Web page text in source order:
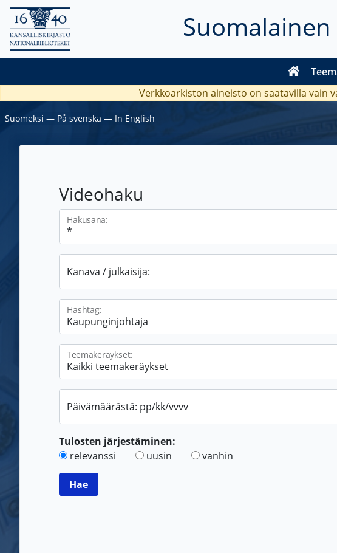
Verkkoarkiston aineisto on saatavilla vain
Suomeksi ― På svenska ― In English
Videohaku
Hakusana:
Kanava / julkaisija:
Hashtag:
Teemakeräykset:
Päivämäärästä: pp/kk/vvvv
Tulosten järjestäminen:
relevanssi
uusin vanhin